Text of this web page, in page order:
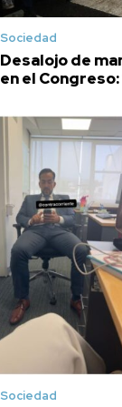
Sociedad
Desalojo de
en el
Sociedad